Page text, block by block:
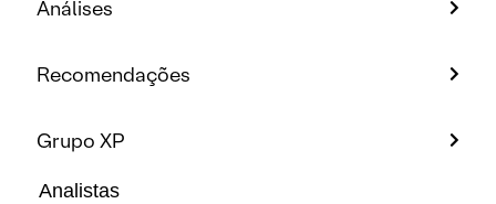
Análises
Recomendações
Grupo XP
Analistas